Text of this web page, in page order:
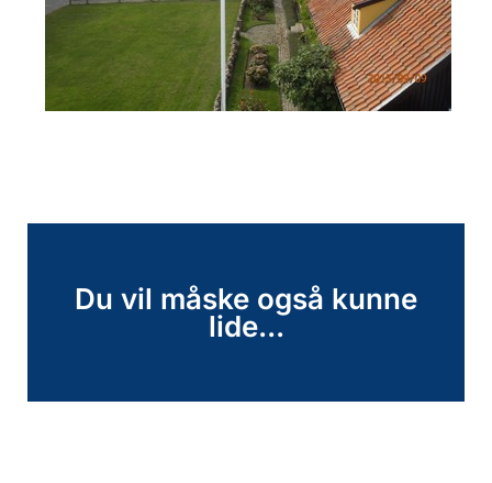
Du vil måske også kunne
lide...